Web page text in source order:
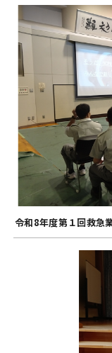
令和8年度第１回救急